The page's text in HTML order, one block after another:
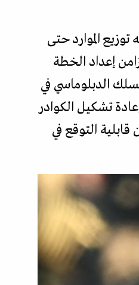
الموارد حتى
إعداد الخطة
الدبلوماسي في
تشكيل الكوادر
التوقع في